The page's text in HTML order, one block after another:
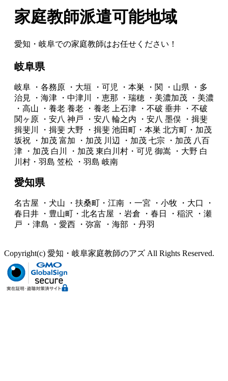
家庭教師派遣可能地域
愛知・岐阜での家庭教師はお任せください！
岐阜県
岐阜 ・各務原 ・大垣 ・可児 ・本巣 ・関 ・山県
・多
治見
・海津 ・中津川 ・恵那 ・瑞穂 ・美濃加茂
・美濃
・高山
・養老 養老 ・養老 上石津 ・不破 垂井
・不破
関ヶ原
・安八 神戸 ・安八 輪之内 ・安八 墨俣
・揖斐
揖斐川
・揖斐 大野 ・揖斐 池田町・本巣 北方町・加茂
坂祝
・加茂 富加 ・加茂 川辺 ・加茂 七宗 ・加茂 八百
津
・加茂 白川 ・加茂 東白川村・可児 御嵩 ・大野 白
川村・羽島 笠松 ・羽島 岐南
愛知県
名古屋 ・犬山 ・扶桑町・江南 ・一宮 ・小牧 ・大口
・
春日井
・豊山町・北名古屋 ・岩倉 ・春日 ・稲沢
・瀬
戸
・津島 ・愛西 ・弥富 ・海部 ・丹羽
Copyright(c) 愛知・岐阜家庭教師のアズ All Rights Reserved.